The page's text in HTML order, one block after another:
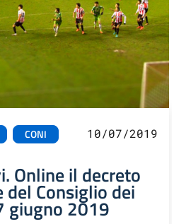
CONI 10/07/2019
Online il decreto
del Consiglio dei
giugno 2019